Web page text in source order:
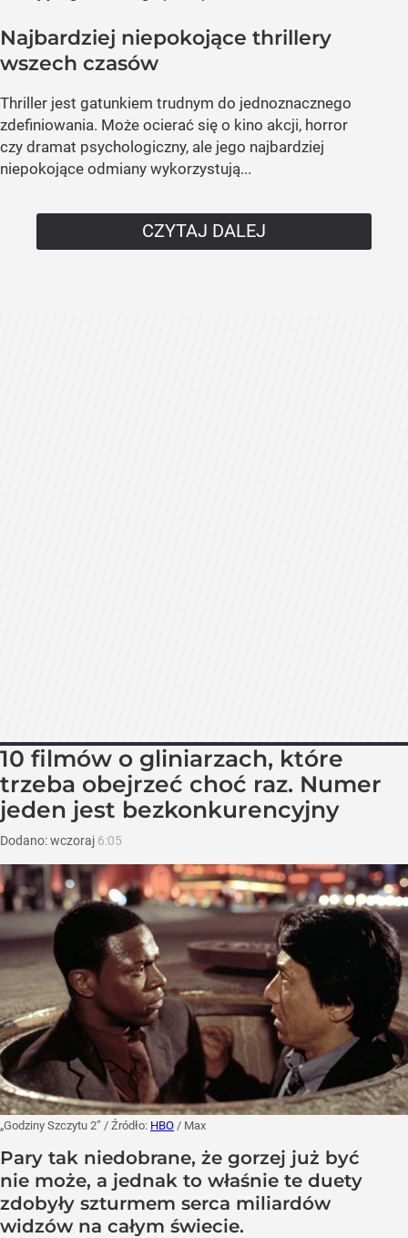
Najbardziej niepokojące thrillery
wszech czasów
Thriller jest gatunkiem trudnym do jednoznacznego
zdefiniowania. Może ocierać się o kino akcji, horror
czy dramat psychologiczny, ale jego najbardziej
niepokojące odmiany wykorzystują...
CZYTAJ DALEJ
10 filmów o gliniarzach, które
trzeba obejrzeć choć raz. Numer
jeden jest bezkonkurencyjny
Dodano:wczoraj 6:05
„Godziny Szczytu 2” / Źródło: HBO / Max
Pary tak niedobrane, że gorzej już być
nie może, a jednak to właśnie te duety
zdobyły szturmem serca miliardów
widzów na całym świecie.